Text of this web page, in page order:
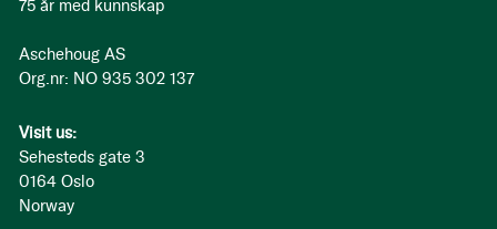
75 år med kunnskap
Aschehoug AS
Org.nr: NO 935 302 137
Visit us:
Sehesteds gate 3
0164 Oslo
Norway